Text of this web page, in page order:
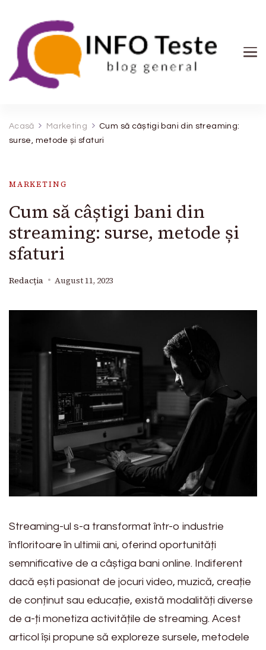
Acasă Marketing
Cum să câștigi bani din streaming:
surse, metode și sfaturi
MARKETING
Cum să câștigi bani din
streaming: surse, metode și
sfaturi
Redacția August 11, 2023
Streaming-ul s-a transformat într-o industrie
înfloritoare în ultimii ani, oferind oportunități
semnificative de a câștiga bani online. Indiferent
dacă ești pasionat de jocuri video, muzică, creație
de conținut sau educație, există modalități diverse
de a-ți monetiza activitățile de streaming. Acest
articol își propune să exploreze sursele, metodele